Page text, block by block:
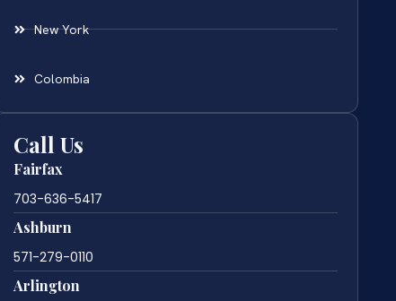
New York
Colombia
Call Us
Fairfax
703-636-5417
Ashburn
571-279-0110
Arlington